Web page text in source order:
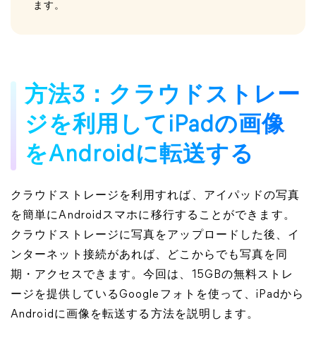
ます。
方法3：クラウドストレー
ジを利用してiPadの画像
をAndroidに転送する
クラウドストレージを利用すれば、アイパッドの写真
を簡単にAndroidスマホに移行することができます。
クラウドストレージに写真をアップロードした後、イ
ンターネット接続があれば、どこからでも写真を同
期・アクセスできます。今回は、15GBの無料ストレ
ージを提供しているGoogleフォトを使って、iPadから
Androidに画像を転送する方法を説明します。